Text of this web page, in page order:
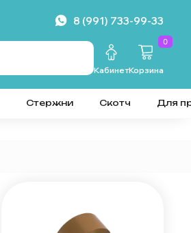
8 (991) 733-99-33
КабинетКорзина
0
Стержни Скотч Для